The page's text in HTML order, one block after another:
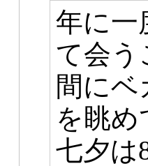
年に一
て会う
間に
を眺
七夕は